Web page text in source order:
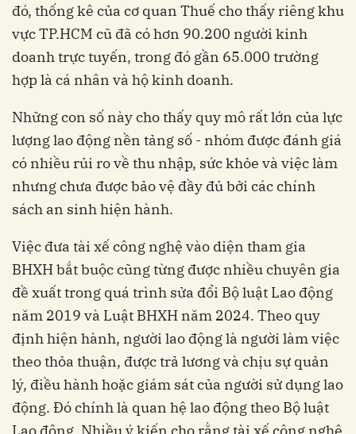
đó, thống kê của cơ quan Thuế cho thấy riêng khu
vực TP.HCM cũ đã có hơn 90.200 người kinh
doanh trực tuyến, trong đó gần 65.000 trường
hợp là cá nhân và hộ kinh doanh.
Những con số này cho thấy quy mô rất lớn của lực
lượng lao động nền tảng số - nhóm được đánh giá
có nhiều rủi ro về thu nhập, sức khỏe và việc làm
nhưng chưa được bảo vệ đầy đủ bởi các chính
sách an sinh hiện hành.
Việc đưa tài xế công nghệ vào diện tham gia
BHXH bắt buộc cũng từng được nhiều chuyên gia
đề xuất trong quá trình sửa đổi Bộ luật Lao động
năm 2019 và Luật BHXH năm 2024. Theo quy
định hiện hành, người lao động là người làm việc
theo thỏa thuận, được trả lương và chịu sự quản
lý, điều hành hoặc giám sát của người sử dụng lao
động. Đó chính là quan hệ lao động theo Bộ luật